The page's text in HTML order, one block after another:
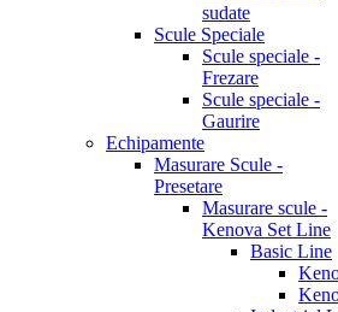
sudate
Scule Speciale
Scule speciale -
Frezare
Scule speciale -
Gaurire
Echipamente
Masurare Scule -
Presetare
Masurare scule -
Kenova Set Line
Basic Line